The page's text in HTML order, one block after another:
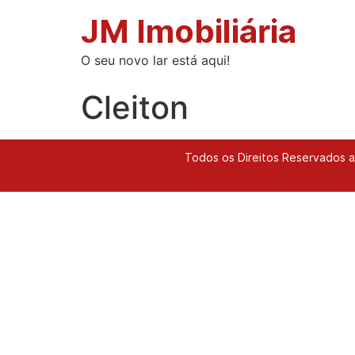
JM Imobiliária
O seu novo lar está aqui!
Cleiton
Todos os Direitos Reservados